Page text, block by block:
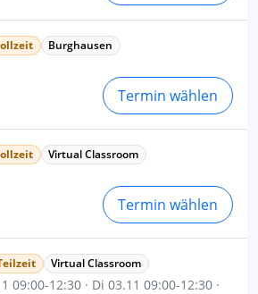
Burghausen
Termin wählen
Virtual Classroom
Termin wählen
Virtual Classroom
09:00-12:30 · Di 03.11 09:00-12:30 ·